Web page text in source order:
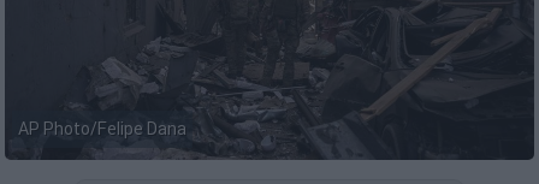
AP Photo/Felipe Dana